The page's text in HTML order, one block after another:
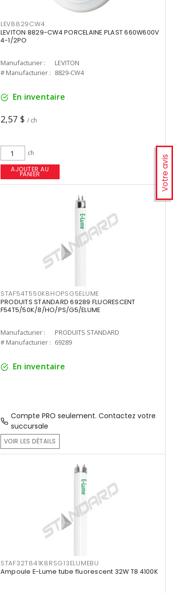
Votre avis
LEV8829CW4
LEVITON 8829-CW4 PORCELAINE PLAST 660W600V
4-1/2PO
Manufacturier :
LEVITON
# Manufacturier : 8829-CW4
En inventaire
2,57 $ / ch
ch
AJOUTER AU
PANIER
STAF54T550K8HOPSG5ELUME
PRODUITS STANDARD 69289 FLUORESCENT
F54T5/50K/8/HO/PS/G5/ELUME
Manufacturier :
PRODUITS STANDARD
# Manufacturier : 69289
En inventaire
Compte PRO seulement. Contactez votre
succursale
VOIR LES DÉTAILS
STAF32T841K8RSG13ELUMEBU
Ampoule E-Lume tube fluorescent 32W T8 4100K